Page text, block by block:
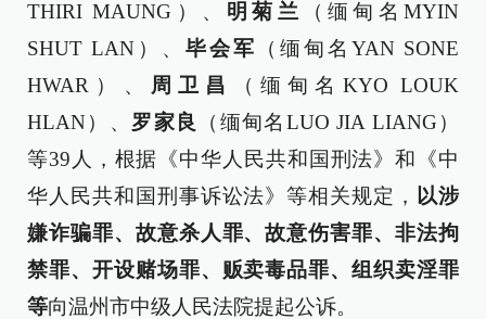
THIRI MAUNG）、 明菊兰
（缅甸名MYIN
SHUT LAN）、 毕会军
（缅甸名YAN SONE
HWAR）、
周卫昌
（缅甸名KYO LOUK
HLAN）、 罗家良
（缅甸名LUO JIA LIANG）
等39人，根据《中华人民共和国刑法》和《中
华人民共和国刑事诉讼法》等相关规定，
以涉
嫌诈骗罪、故意杀人罪、故意伤害罪、非法拘
禁罪、开设赌场罪、贩卖毒品罪、组织卖淫罪
等向温州市中级人民法院提起公诉。